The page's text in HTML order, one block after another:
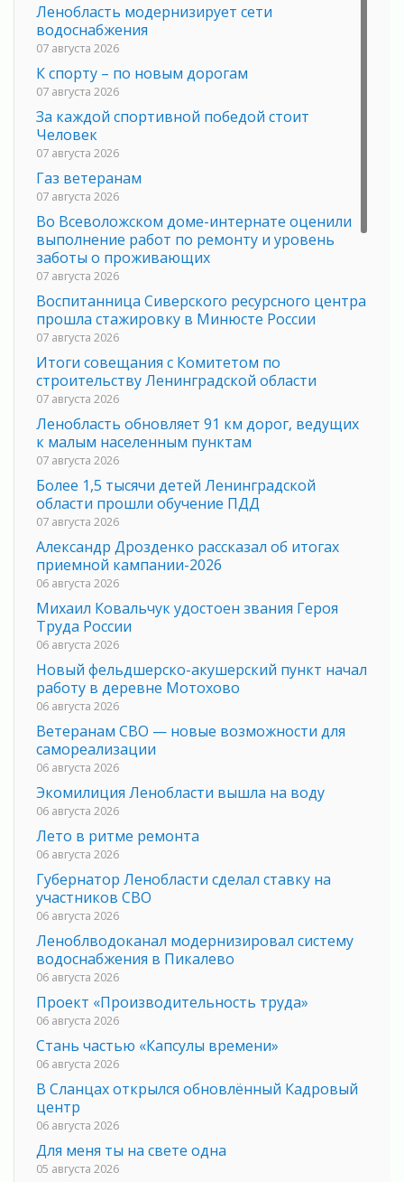
Ленобласть модернизирует сети
водоснабжения
07 августа 2026
К спорту – по новым дорогам
07 августа 2026
За каждой спортивной победой стоит
Человек
07 августа 2026
Газ ветеранам
07 августа 2026
Во Всеволожском доме-интернате оценили
выполнение работ по ремонту и уровень
заботы о проживающих
07 августа 2026
Воспитанница Сиверского ресурсного центра
прошла стажировку в Минюсте России
07 августа 2026
Итоги совещания с Комитетом по
строительству Ленинградской области
07 августа 2026
Ленобласть обновляет 91 км дорог, ведущих
к малым населенным пунктам
07 августа 2026
Более 1,5 тысячи детей Ленинградской
области прошли обучение ПДД
07 августа 2026
Александр Дрозденко рассказал об итогах
приемной кампании-2026
06 августа 2026
Михаил Ковальчук удостоен звания Героя
Труда России
06 августа 2026
Новый фельдшерско-акушерский пункт начал
работу в деревне Мотохово
06 августа 2026
Ветеранам СВО — новые возможности для
самореализации
06 августа 2026
Экомилиция Ленобласти вышла на воду
06 августа 2026
Лето в ритме ремонта
06 августа 2026
Губернатор Ленобласти сделал ставку на
участников СВО
06 августа 2026
Леноблводоканал модернизировал систему
водоснабжения в Пикалево
06 августа 2026
Проект «Производительность труда»
06 августа 2026
Стань частью «Капсулы времени»
06 августа 2026
В Сланцах открылся обновлённый Кадровый
центр
06 августа 2026
Для меня ты на свете одна
05 августа 2026